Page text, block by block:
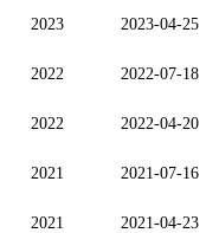
2023 2023-04-25
2022 2022-07-18
2022 2022-04-20
2021 2021-07-16
2021 2021-04-23